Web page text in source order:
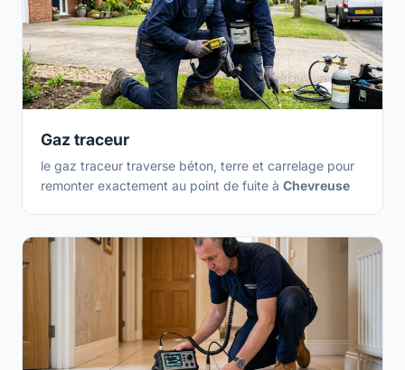
Gaz traceur
le gaz traceur traverse béton, terre et carrelage pour
remonter exactement au point de fuite à Chevreuse